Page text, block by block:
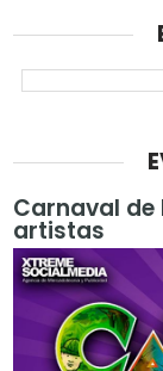
Carnaval de
artistas